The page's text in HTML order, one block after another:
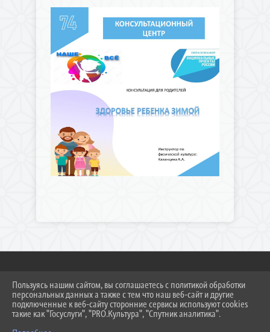
2026 Г. DS308KC.RU
ВХОД
КАРТА САЙТА
Пользуясь нашим сайтом, вы соглашаетесь с политикой обработки
персональных данных а также с тем что наш веб-сайт и другие
подключенные к веб-сайту сторонние сервисы используют cookies
такие как "Госуслуги", "PRO.Культура", "Спутник аналитика".